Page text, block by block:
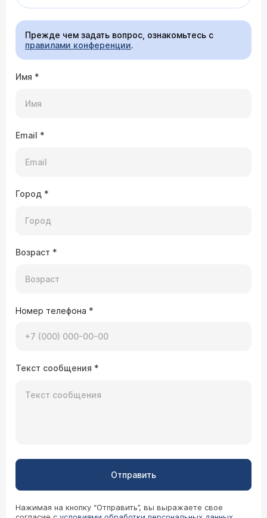
Прежде чем задать вопрос, ознакомьтесь с
правилами конференции.
Имя *
Email *
Город *
Возраст *
Номер телефона *
Текст сообщения *
Отправить
Нажимая на кнопку “Отправить”, вы выражаете свое